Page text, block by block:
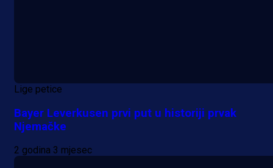
Lige petice
Bayer Leverkusen prvi put u historiji prvak
Njemačke
2 godina 3 mjesec